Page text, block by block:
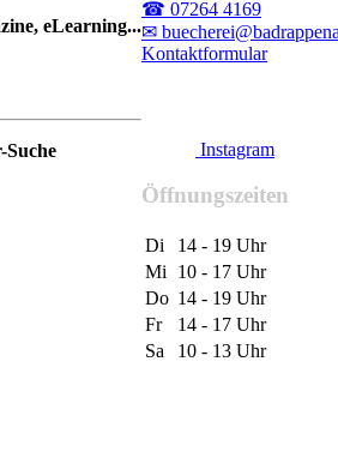
eLearning...
☎ 07264 4169
✉
Kontaktformular
Instagram
Öffnungszeiten
Di
14 - 19 Uhr
Mi
10 - 17 Uhr
Do 14 - 19 Uhr
Fr
14 - 17 Uhr
Sa
10 - 13 Uhr